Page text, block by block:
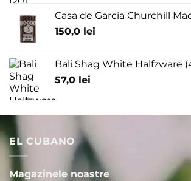
Casa de Garcia Churchill
150,0 lei
Bali Shag White Halfzware
57,0 lei
EL CUBANO
Magazinele noastre